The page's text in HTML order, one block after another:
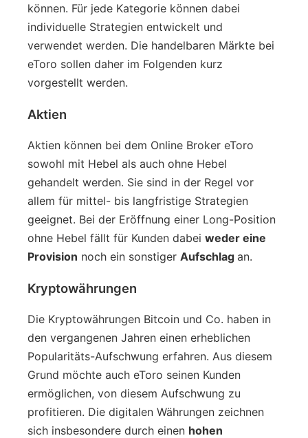
können. Für jede Kategorie können dabei
individuelle Strategien entwickelt und
verwendet werden. Die handelbaren Märkte bei
eToro sollen daher im Folgenden kurz
vorgestellt werden.
Aktien
Aktien können bei dem Online Broker eToro
sowohl mit Hebel als auch ohne Hebel
gehandelt werden. Sie sind in der Regel vor
allem für mittel- bis langfristige Strategien
geeignet. Bei der Eröffnung einer Long-Position
ohne Hebel fällt für Kunden dabei weder eine
Provision noch ein sonstiger Aufschlag an.
Kryptowährungen
Die Kryptowährungen Bitcoin und Co. haben in
den vergangenen Jahren einen erheblichen
Popularitäts-Aufschwung erfahren. Aus diesem
Grund möchte auch eToro seinen Kunden
ermöglichen, von diesem Aufschwung zu
profitieren. Die digitalen Währungen zeichnen
sich insbesondere durch einen hohen